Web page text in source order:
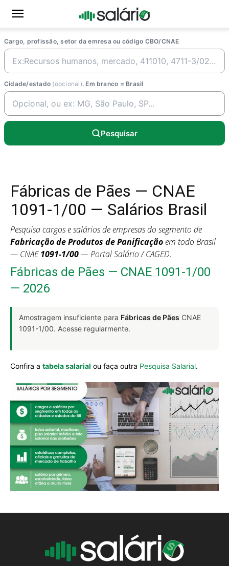
Cargo, profissão, setor da emresa ou código CBO/CNAE
Cidade/estado (opcional). Em branco = Brasil
Pesquisar
Fábricas de Pães — CNAE
1091-1/00 — Salários Brasil
Pesquisa cargos e salários de empresas do segmento de
Fabricação de Produtos de Panificaçãoem todo Brasil
— CNAE1091-1/00— Portal Salário / CAGED.
Fábricas de Pães — CNAE 1091-1/00
— 2026
Amostragem insuficiente para Fábricas de Pães CNAE
1091-1/00. Acesse regularmente.
Confira a tabela salarial ou faça outra Pesquisa Salarial.